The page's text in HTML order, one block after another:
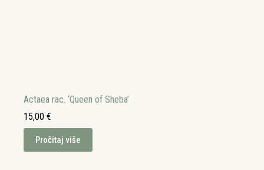
Actaea rac. ‘Queen of Sheba’
15,00 €
Pročitaj više